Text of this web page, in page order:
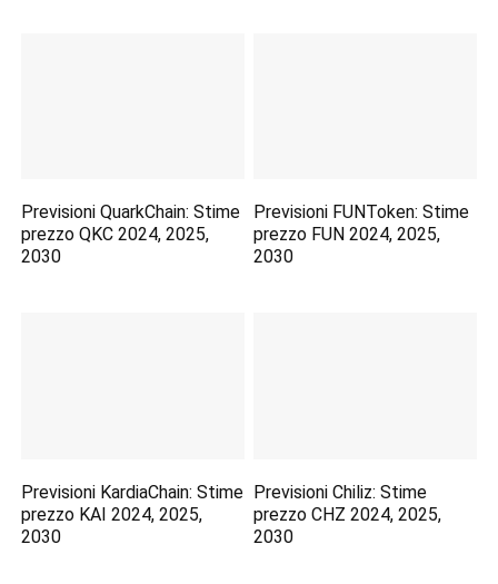
Previsioni QuarkChain: Stime
prezzo QKC 2024, 2025,
2030
Previsioni FUNToken: Stime
prezzo FUN 2024, 2025,
2030
Previsioni KardiaChain: Stime
prezzo KAI 2024, 2025,
2030
Previsioni Chiliz: Stime
prezzo CHZ 2024, 2025,
2030